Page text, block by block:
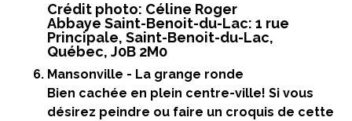
Crédit photo: Céline Roger
Abbaye Saint-Benoit-du-Lac: 1 rue
Principale, Saint-Benoit-du-Lac,
Québec, J0B 2M0
Mansonville - La grange ronde
Bien cachée en plein centre-ville! Si vous
désirez peindre ou faire un croquis de cette